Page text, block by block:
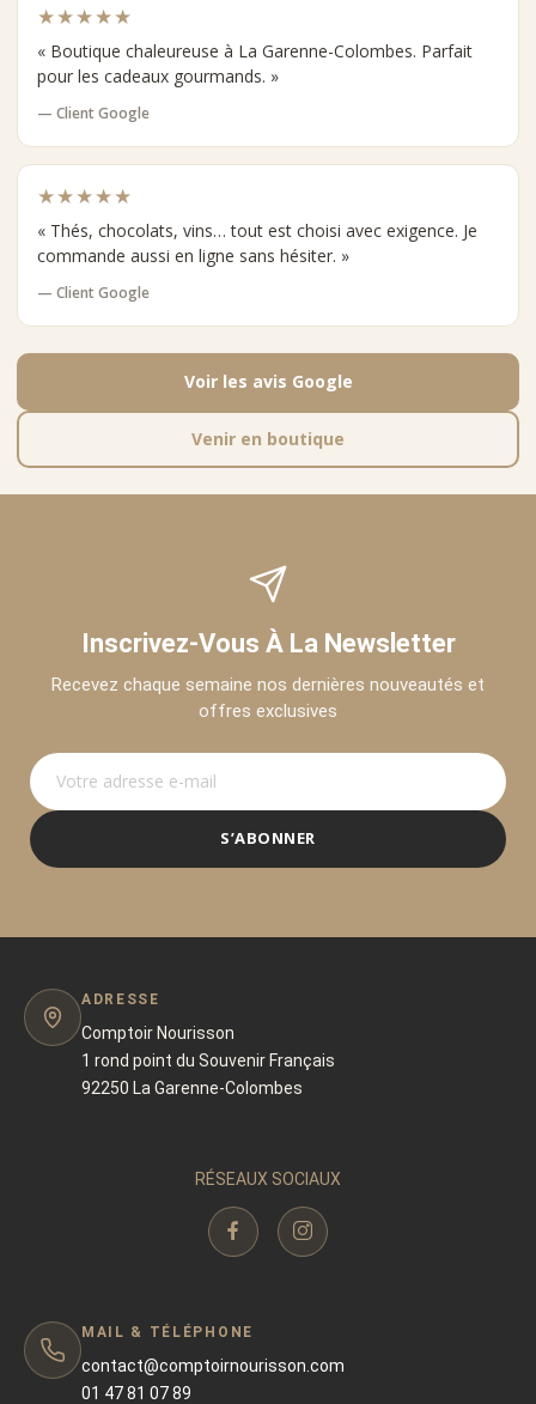
★★★★★
« Boutique chaleureuse à La Garenne-Colombes. Parfait
pour les cadeaux gourmands. »
— Client Google
★★★★★
« Thés, chocolats, vins… tout est choisi avec exigence. Je
commande aussi en ligne sans hésiter. »
— Client Google
Voir les avis Google
Venir en boutique
Inscrivez-Vous À La Newsletter
Recevez chaque semaine nos dernières nouveautés et
offres exclusives
S’ABONNER
ADRESSE
Comptoir Nourisson
1 rond point du Souvenir Français
92250 La Garenne-Colombes
RÉSEAUX SOCIAUX
MAIL & TÉLÉPHONE
contact@comptoirnourisson.com
01 47 81 07 89